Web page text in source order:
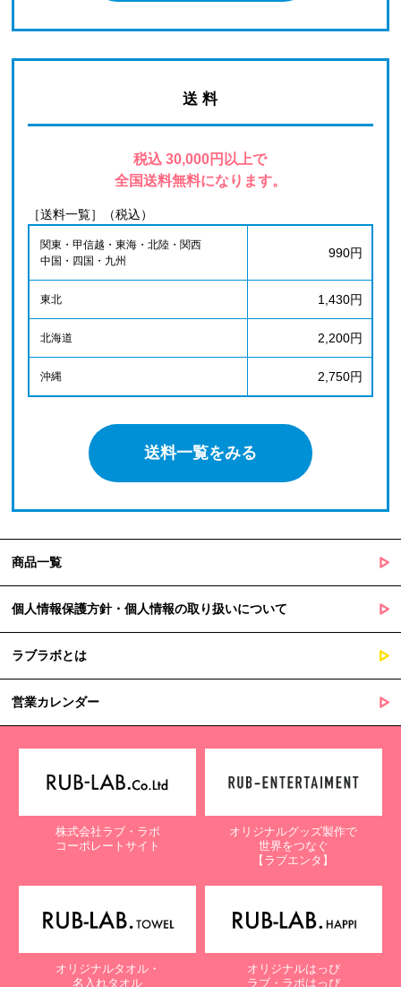
送 料
税込 30,000円以上で
全国送料無料になります。
［送料一覧］（税込）
関東・甲信越・東海・北陸・関西
中国・四国・九州
990円
東北 1,430円
北海道 2,200円
沖縄 2,750円
送料一覧をみる
商品一覧
個人情報保護方針・個人情報の取り扱いについて
ラブラボとは
営業カレンダー
株式会社ラブ・ラボ
コーポレートサイト
オリジナルグッズ製作で
世界をつなぐ
【ラブエンタ】
オリジナルタオル・
名入れタオル
オリジナルはっぴ
ラブ・ラボはっぴ